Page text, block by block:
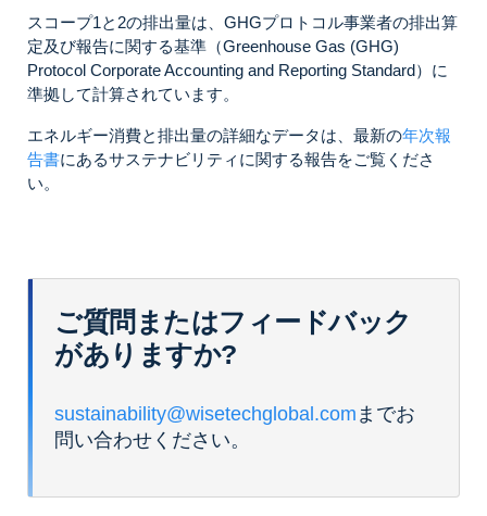
勤
カテゴリ7: 在宅勤務に
伴う排出
2,858 2,837
カテゴリ8: 上流リース
資産
1,717 -
スコープ1と2の排出量は、GHGプロトコル事業者の排出算
定及び報告に関する基準（Greenhouse Gas (GHG)
Protocol Corporate Accounting and Reporting Standard）に
準拠して計算されています。
エネルギー消費と排出量の詳細なデータは、最新の年次報
告書にあるサステナビリティに関する報告をご覧くださ
い。
ご質問またはフィードバック
がありますか?
sustainability@wisetechglobal.com までお
問い合わせください。